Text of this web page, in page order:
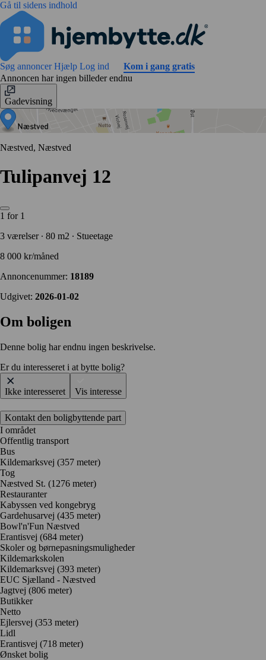
Gå til sidens indhold
Søg annoncerHjælp Log ind
Kom i gang gratis
Annoncen har ingen billeder endnu
Gadevisning
Næstved, Næstved
Tulipanvej 12
1 for 1
3 værelser ∙ 80 m2 ∙ Stueetage
8 000 kr/måned
Annoncenummer: 18189
Udgivet: 2026-01-02
Om boligen
Denne bolig har endnu ingen beskrivelse.
Er du interesseret i at bytte bolig?
Ikke interesseret Vis interesse
Kontakt den boligbyttende part
I området
Offentlig transport
Bus
Kildemarksvej (357 meter)
Tog
Næstved St. (1276 meter)
Restauranter
Kabyssen ved kongebryg
Gardehusarvej (435 meter)
Bowl'n'Fun Næstved
Erantisvej (684 meter)
Skoler og børnepasningsmuligheder
Kildemarkskolen
Kildemarksvej (393 meter)
EUC Sjælland - Næstved
Jagtvej (806 meter)
Butikker
Netto
Ejlersvej (353 meter)
Lidl
Erantisvej (718 meter)
Ønsket bolig